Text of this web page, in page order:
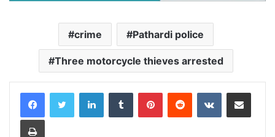
crime Pathardi police
Three motorcycle thieves arrested
LinkedInTumblr PinterestReddit VKontakteShare via Email
Print